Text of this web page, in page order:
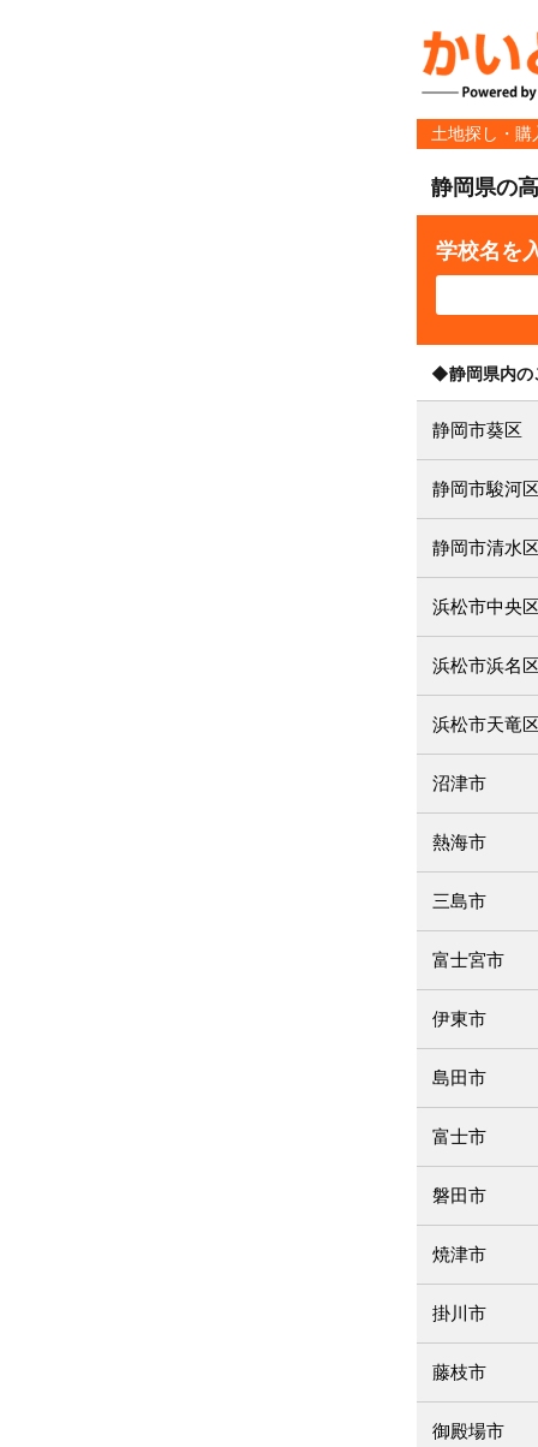
土地探し・購
静岡県の
学校名を
◆静岡県内の
静岡市葵区
静岡市駿河区
静岡市清水区
浜松市中央区
浜松市浜名区
浜松市天竜区
沼津市
熱海市
三島市
富士宮市
伊東市
島田市
富士市
磐田市
焼津市
掛川市
藤枝市
御殿場市